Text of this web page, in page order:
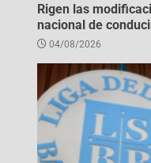
Rigen las
nacional de
04/08/2026